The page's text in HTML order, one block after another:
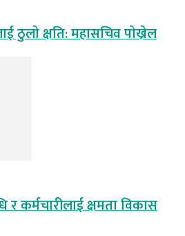
ठुलाे क्षति: महासचिव पाेख्रेल
र कर्मचारीलाई क्षमता विकास